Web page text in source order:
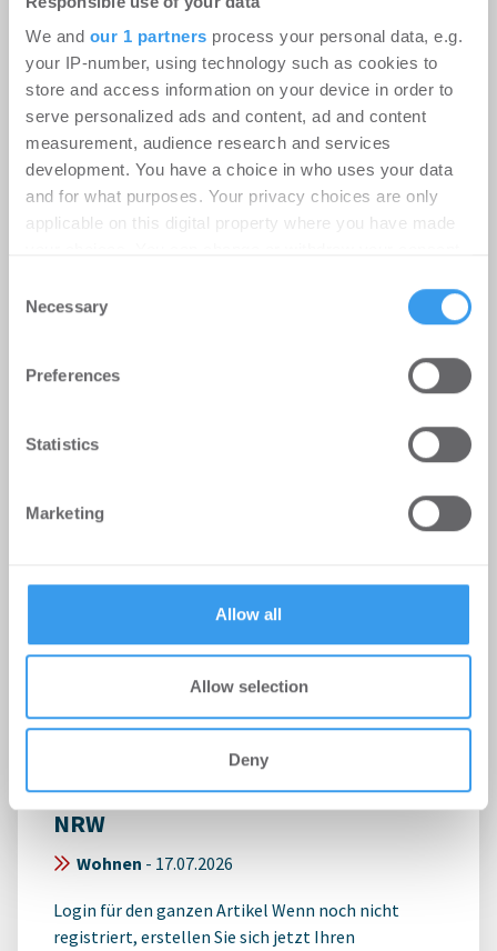
We and our 1 partners process your personal data, e.g.
your IP-number, using technology such as cookies to
store and access information on your device in order to
serve personalized ads and content, ad and content
measurement, audience research and services
development. You have a choice in who uses your data
and for what purposes. Your privacy choices are only
applicable on this digital property where you have made
the Privacy trigger icon.
Find out more about how your personal data is processed
and set your preferences in the
We use cookies to personalise content and ads, to
provide social media features and to analyse our traffic.
our social media, advertising and analytics partners who
Selection
Necessary
Preferences
Statistics
Marketing
Allow all
Allow selection
Deny
Genehmigt, aber nicht gebaut: Die
vier Hebel für den Wohnungsbau
Login für den ganzen Artikel Wenn noch nicht
Sozial orientierte
Wohnungswirtschaft begrüßt
Novelle der Landesbauordnung
NRW
Wohnen - 17.07.2026
Login für den ganzen Artikel Wenn noch nicht
registriert, erstellen Sie sich jetzt Ihren